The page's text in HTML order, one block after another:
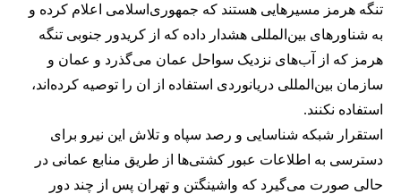
تنگه هرمز مسیرهایی هستند که جمهوری‌اسلامی اعلام کرده و
به شناورهای بین‌المللی هشدار داده که از کریدور جنوبی تنگه
هرمز که از آب‌های نزدیک سواحل عمان می‌گذرد و عمان و
سازمان بین‌المللی دریانوردی استفاده از ان را توصیه کرده‌اند،
استفاده نکنند.
استقرار شبکه شناسایی و رصد سپاه و تلاش این نیرو برای
دسترسی به اطلاعات عبور کشتی‌ها از طریق منابع عمانی در
حالی صورت می‌گیرد که واشینگتن و تهران پس از چند دور